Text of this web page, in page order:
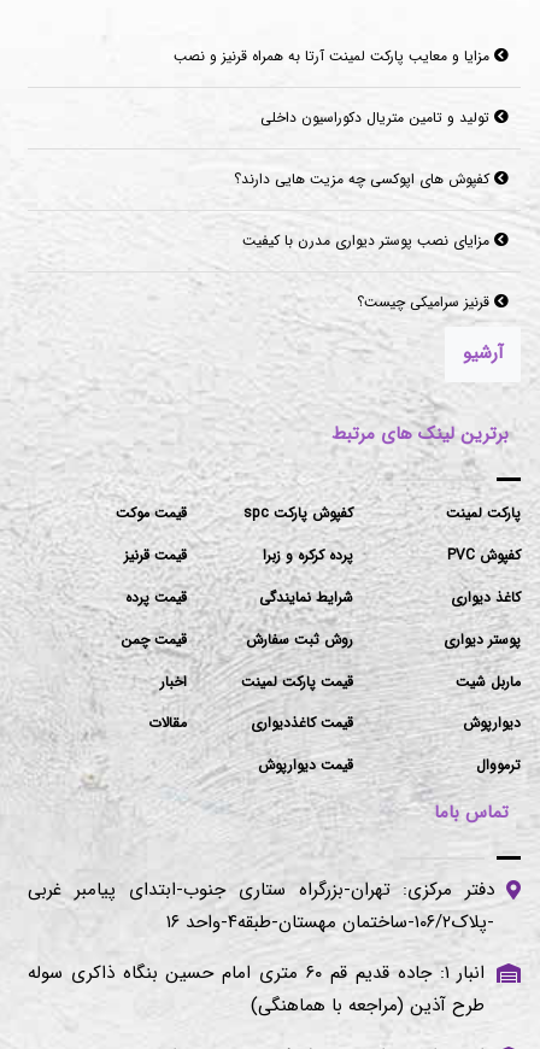
مزایا و معایب پارکت لمینت آرتا به همراه قرنیز و نصب
تولید و تامین متریال دکوراسیون داخلی
کفپوش های اپوکسی چه مزیت هایی دارند؟
مزایای نصب پوستر دیواری مدرن با کیفیت
قرنیز سرامیکی چیست؟
آرشیو
برترین لینک های مرتبط
پارکت لمینت
کفپوش PVC
کاغذ دیواری
پوستر دیواری
ماربل شیت
دیوارپوش
ترمووال
کفپوش پارکت spc
پرده کرکره و زبرا
شرایط نمایندگی
روش ثبت سفارش
قیمت پارکت لمینت
قیمت کاغذدیواری
قیمت دیوارپوش
قیمت موکت
قیمت قرنیز
قیمت پرده
قیمت چمن
اخبار
مقالات
تماس باما
دفتر مرکزی: تهران-بزرگراه ستاری جنوب-ابتدای پیامبر غربی
-پلاک۱۰۶/۲-ساختمان مهستان-طبقه۴-واحد ۱۶
انبار ۱: جاده قدیم قم ۶۰ متری امام حسین بنگاه ذاکری سوله
طرح آذین (مراجعه با هماهنگی)